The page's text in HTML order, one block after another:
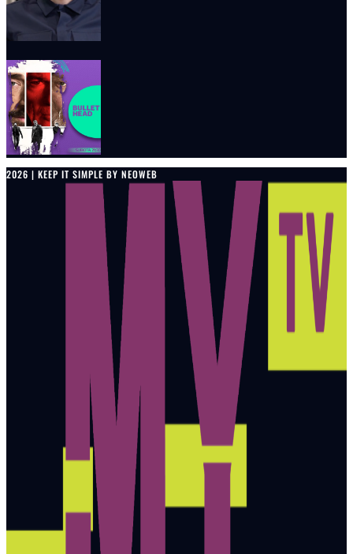
2026 | KEEP IT SIMPLE BY NEOWEB